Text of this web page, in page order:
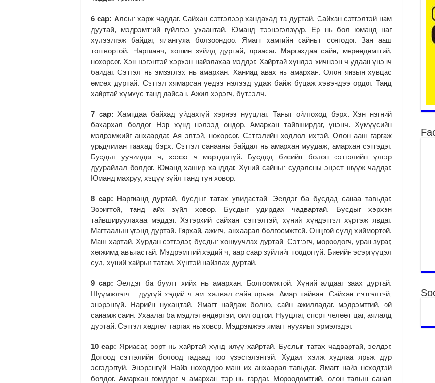
6 сар: Алсыг харж чаддаг. Сайхан сэтгэлээр хандахад та дуртай. Сайхан сэтгэлтэй нам
дуутай, мэдрэмтгий гүйлгээ ухаантай. Юманд тээнэгэлзүүр. Ер нь бол юманд цаг
хүлээлгэж байдаг, ялангуяа болзоондоо. Ямагт хамгийн сайныг сонгодог. Зан ааш
тогтвортой. Наргианч, хошин зүйлд дуртай, яриасаг. Маргахдаа сайн, мөрөөдөмтгий,
нөхөрсөг. Хэн нэгэнтэй хэрхэн найзлахаа мэддэг. Хайртай хүндээ хичнээн ч удаан үнэнч
байдаг. Сэтгэл нь эмзэглэх нь амархан. Ханиад авах нь амархан. Олон янзын хувцас
өмсөх дуртай. Сэтгэл хямарсан үедээ нэлээд удаж байж буцаж хэвэндээ ордог. Танд
хайртай хүмүүс танд дайсан. Ажил хэрэгч, бүтээлч.
7 сар: Хамтдаа байхад уйдахгүй хэрнээ нууцлаг. Таныг ойлгоход бэрх. Хэн нэгний
бахархал болдог. Нэр хүнд нэлээд өндөр. Амархан тайвширдаг, үнэнч. Хүмүүсийн
мэдрэмжийг анхаардаг. Ая эвтэй, нөхөрсөг. Сэтгэлийн хөдлөл ихтэй. Олон ааш гаргаж
урьдчилан таахад бэрх. Сэтгэл санааны байдал нь амархан муудаж, амархан сэтгэдэг.
Бусдыг уучилдаг ч, хэзээ ч мартдаггүй. Бусдад биеийн болон сэтгэлийн үлгэр
дуурайлал болдог. Юманд хашир ханддаг. Хүний сайныг судалсны эцэст шүүж чаддаг.
Юманд махруу, хэцүү зүйл танд тун ховор.
8 сар: Наргианд дуртай, бусдыг татах увидастай. Эелдэг ба бусдад санаа тавьдаг.
Зоригтой, танд айх зүйл ховор. Бусдыг удирдах чадвартай. Бусдыг хэрхэн
тайвшируулахаа мэддэг. Хэтэрхий сайхан сэтгэлтэй, хүний хүндэтгэл хүртэж явдаг.
Магтаалын үгэнд дуртай. Гярхай, ажигч, анхаарал болгоомжтой. Онцгой сүлд хиймортой.
Маш хартай. Хурдан сэтгэдэг, бусдыг хошуучлах дуртай. Сэтгэгч, мөрөөдөгч, уран зураг,
хөгжимд авъяастай. Мэдрэмтгий хэдий ч, аар саар зүйлийг тоодоггүй. Биеийн эсэргүүцэл
сул, хүний хайрыг татам. Хүнтэй найзлах дуртай.
9 сар: Эелдэг ба буулт хийх нь амархан. Болгоомжтой. Хүний алдааг заах дуртай.
Шүүмжлэгч , дуугүй хэдий ч ам халвал сайн ярьна. Амар тайван. Сайхан сэтгэлтэй,
энэрэнгүй. Нарийн нухацтай. Ямагт найдаж болно, сайн ажилладаг. мэдрэмтгий, ой
санамж сайн. Ухаалаг ба мэдлэг өндөртэй, ойлгоцтой. Нууцлаг, спорт чөлөөт цаг, аялалд
дуртай. Сэтгэл хөдлөл гаргах нь ховор. Мэдрэмжээ ямагт нуухиыг эрмэлздэг.
10 сар: Яриасаг, өөрт нь хайртай хүнд илүү хайртай. Буслыг татах чадвартай, эелдэг.
Дотоод сэтгэлийн болоод гадаад гоо үзэсгэлэнтэй. Худал хэлж худлаа ярьж дүр
эсгэдэггүй. Энэрэнгүй. Найз нөхөддөө маш их анхаарал тавьдаг. Ямагт найз нөхөдтэй
болдог. Амархан гомддог ч амархан тэр нь гардаг. Мөрөөдөмтгий, олон талын санал